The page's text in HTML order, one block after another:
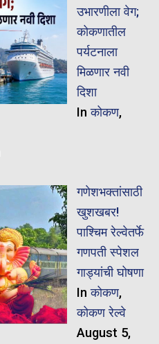
उभारणीला वेग;
कोकणातील
पर्यटनाला
मिळणार नवी
दिशा
Inकोकण,
गणेशभक्तांसाठी
खुशखबर!
पाश्चिम रेल्वेतर्फे
गणपती स्पेशल
गाड्यांची घोषणा
Inकोकण,
कोकण रेल्वे
August 5,